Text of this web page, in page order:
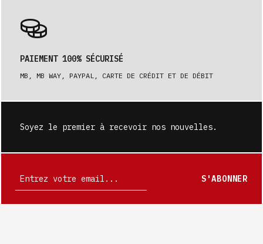
PAIEMENT 100% SÉCURISÉ
MB, MB WAY, PAYPAL, CARTE DE CRÉDIT ET DE DÉBIT
Soyez le premier à recevoir nos nouvelles.
S'ABONNER